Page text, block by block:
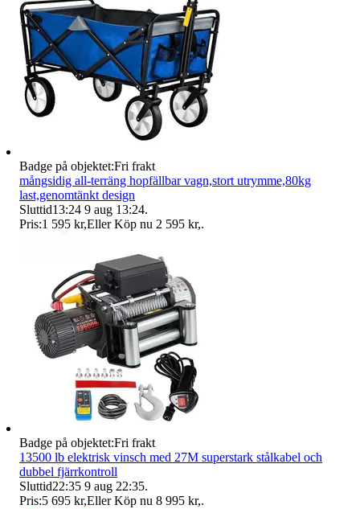
Badge på objektet:Fri frakt
mångsidig all-terräng hopfällbar vagn,stort utrymme,80kg
last,genomtänkt design
Sluttid13:24 9 aug 13:24.
Pris:1 595 kr,Eller Köp nu 2 595 kr,.
Badge på objektet:Fri frakt
13500 lb elektrisk vinsch med 27M superstark stålkabel och
dubbel fjärrkontroll
Sluttid22:35 9 aug 22:35.
Pris:5 695 kr,Eller Köp nu 8 995 kr,.